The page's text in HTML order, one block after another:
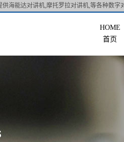
海能达对讲机,摩托罗拉对讲机,等各种数字
首页